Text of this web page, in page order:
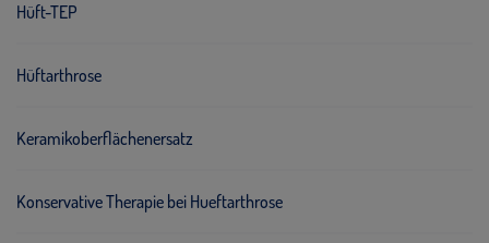
Hüft-TEP
Hüftarthrose
Keramikoberflächenersatz
Konservative Therapie bei Hueftarthrose